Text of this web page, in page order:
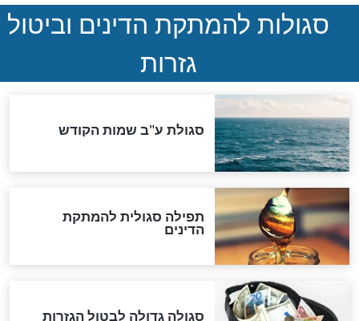
חדשות יהדות
הותר לפרסום: לוחמי מילואים
נהרגו בדרום לבנון
ההסכם החשאי של טראמפ
ואיראן: בלי שקיפות ועם הרבה
סימני שאלה